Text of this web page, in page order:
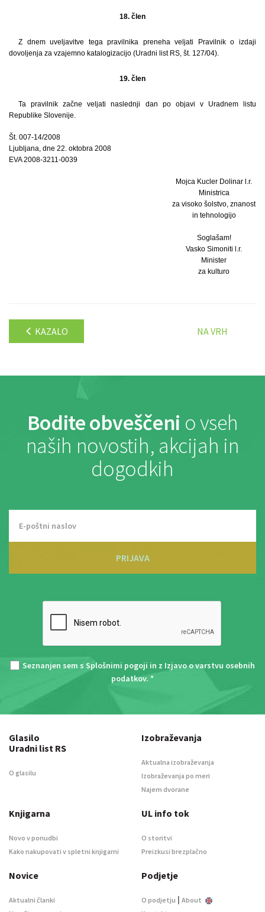
18. člen
Z dnem uveljavitve tega pravilnika preneha veljati Pravilnik o izdaji
dovoljenja za vzajemno katalogizacijo (Uradni list RS, št. 127/04).
19. člen
Ta pravilnik začne veljati naslednji dan po objavi v Uradnem listu
Republike Slovenije.
Št. 007-14/2008
Ljubljana, dne 22. oktobra 2008
EVA 2008-3211-0039
Mojca Kucler Dolinar l.r.
Ministrica
za visoko šolstvo, znanost
in tehnologijo
Soglašam!
Vasko Simoniti l.r.
Minister
za kulturo
KAZALO NA VRH
Bodite obveščeni o vseh
naših novostih, akcijah in
dogodkih
PRIJAVA
Seznanjen sem s Splošnimi pogoji in z Izjavo o varstvu osebnih
podatkov. *
Glasilo
Uradni list RS
O glasilu
Izobraževanja
Aktualna izobraževanja
Izobraževanja po meri
Najem dvorane
Knjigarna
Novo v ponudbi
Kako nakupovati v spletni knjigarni
UL info tok
O storitvi
Preizkusi brezplačno
Novice
Aktualni članki
Podjetje
O podjetju | About